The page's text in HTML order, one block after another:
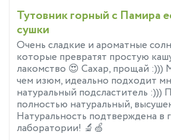
Тутовник горный с Памира
сушки
Очень сладкие и ароматные
которые превратят простую
лакомство 😍 Сахар, прощай :)))
чем изюм, идеально подходит
натуральный подсластитель :)))
полностью натуральный,
Натуральность подтверждена в
лаборатории! 🔬🍏